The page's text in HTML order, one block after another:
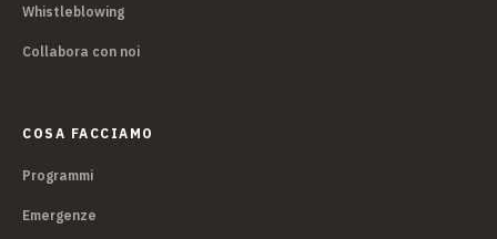
Whistleblowing
Collabora con noi
COSA FACCIAMO
Programmi
Emergenze